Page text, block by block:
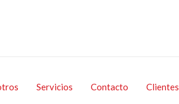
Servicios Contacto Clientes